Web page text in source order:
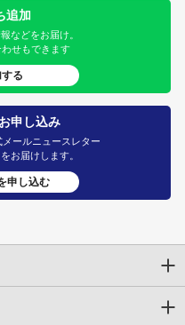
追加
などをお届け。
せもできます
る
申し込み
ールニュースレター
お届けします。
申し込む